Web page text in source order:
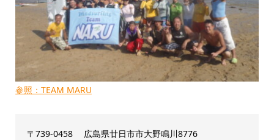
参照：TEAM MARU
〒739-0458 広島県廿日市市大野鳴川8776